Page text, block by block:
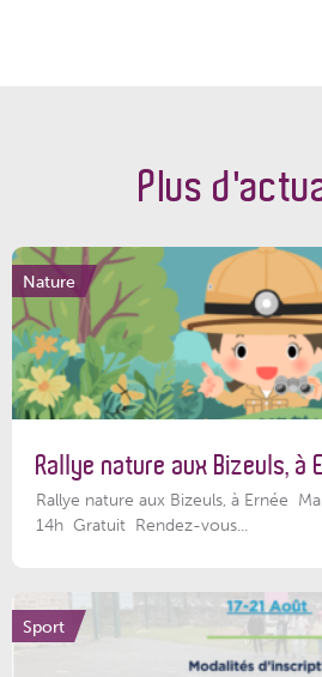
Plus
Nature
Rallye nature aux Bizeuls, à
Rallye nature aux Bizeuls, à Ernée
14h Gratuit Rendez-vous...
Sport